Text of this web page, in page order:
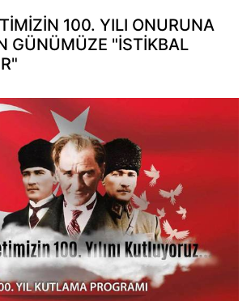
100. YILI ONURUNA
GÜNÜMÜZE "İSTİKBAL